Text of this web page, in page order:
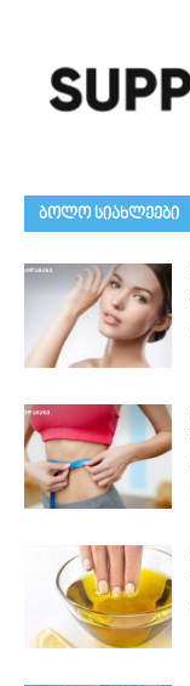
ᲑᲝᲚᲝ ᲡᲘᲐᲮᲚᲔᲔᲑᲘ